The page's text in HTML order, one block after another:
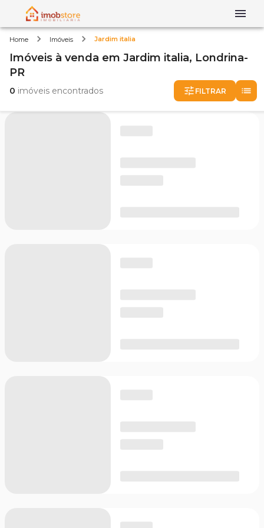
Home Imóveis Jardim italia
Imóveis à venda em Jardim italia, Londrina-
PR
0 imóveis encontrados FILTRAR